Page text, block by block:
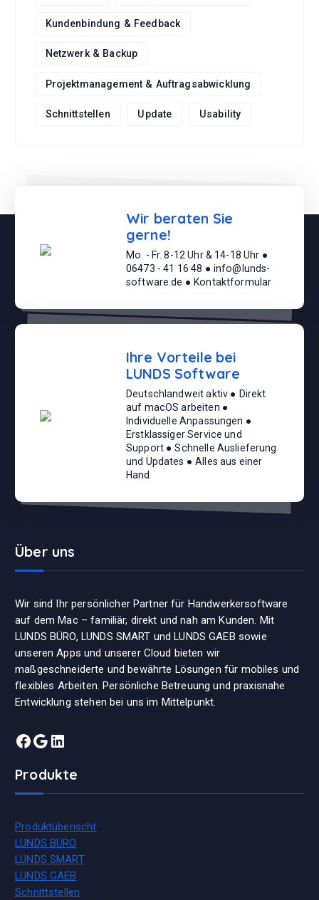
Kundenbindung & Feedback
Netzwerk & Backup
Projektmanagement & Auftragsabwicklung
Schnittstellen Update Usability
Wir beraten Sie
gerne!
Mo. - Fr. 8-12 Uhr & 14-18 Uhr ●
06473 - 41 16 48 ● info@lunds-
software.de ● Kontaktformular
Ihre Vorteile bei
LUNDS Software
Deutschlandweit aktiv ● Direkt
auf macOS arbeiten ●
Individuelle Anpassungen ●
Erstklassiger Service und
Support ● Schnelle Auslieferung
und Updates ● Alles aus einer
Hand
Über uns
Wir sind Ihr persönlicher Partner für Handwerkersoftware
auf dem Mac – familiär, direkt und nah am Kunden. Mit
LUNDS BÜRO, LUNDS SMART und LUNDS GAEB sowie
unseren Apps und unserer Cloud bieten wir
maßgeschneiderte und bewährte Lösungen für mobiles und
flexibles Arbeiten. Persönliche Betreuung und praxisnahe
Entwicklung stehen bei uns im Mittelpunkt.
Facebook Google LinkedIn
Produkte
Produktüberischt
LUNDS BÜRO
LUNDS SMART
LUNDS GAEB
Schnittstellen